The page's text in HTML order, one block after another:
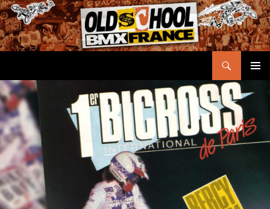
Aller
au
contenu